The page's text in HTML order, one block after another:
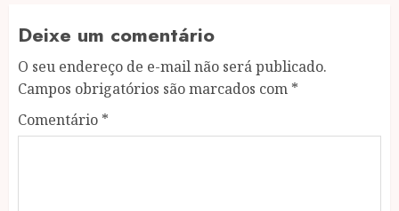
Deixe um comentário
O seu endereço de e-mail não será publicado.
Campos obrigatórios são marcados com *
Comentário *